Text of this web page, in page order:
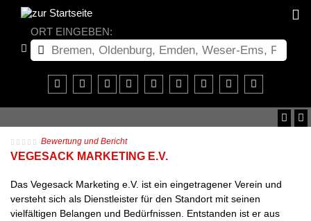
ORT EINGEBEN:
Bewertung und Bericht
VEGESACK MARKETING E.V.
Das Vegesack Marketing e.V. ist ein eingetragener Verein und
versteht sich als Dienstleister für den Standort mit seinen
vielfältigen Belangen und Bedürfnissen. Entstanden ist er aus